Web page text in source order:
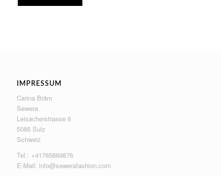
IMPRESSUM
Carina Bräm
Sewera
Leisacherstrasse 6
5085 Sulz
Schweiz
Tel.: +41765869876
E-Mail: info@sewerafashion.com